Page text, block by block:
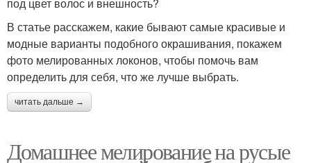
под цвет волос и внешность?
В статье расскажем, какие бывают самые красивые и
модные варианты подобного окрашивания, покажем
фото мелированных локонов, чтобы помочь вам
определить для себя, что же лучше выбрать.
читать дальше →
Домашнее мелирование на русые